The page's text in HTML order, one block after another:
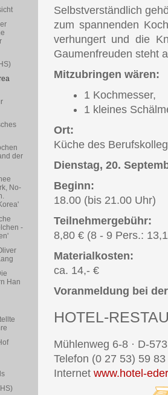
Selbstverständlich
zum spannenden
verhungert und die
Gaumenfreuden steht
Mitzubringen wären:
1 Kochmesser,
1 kleines
Ort:
Küche des
Dienstag, 20.
Beginn:
18.00 (bis 21.00 Uhr)
Teilnehmergebühr:
8,80 € (8 - 9 Pers.:
Materialkosten:
ca. 14,- €
Voranmeldung bei
HOTEL-
Mühlenweg 6-8 · D-
Telefon (0 27 53) 59
Internet www.hotel-
der
No-
-
Han